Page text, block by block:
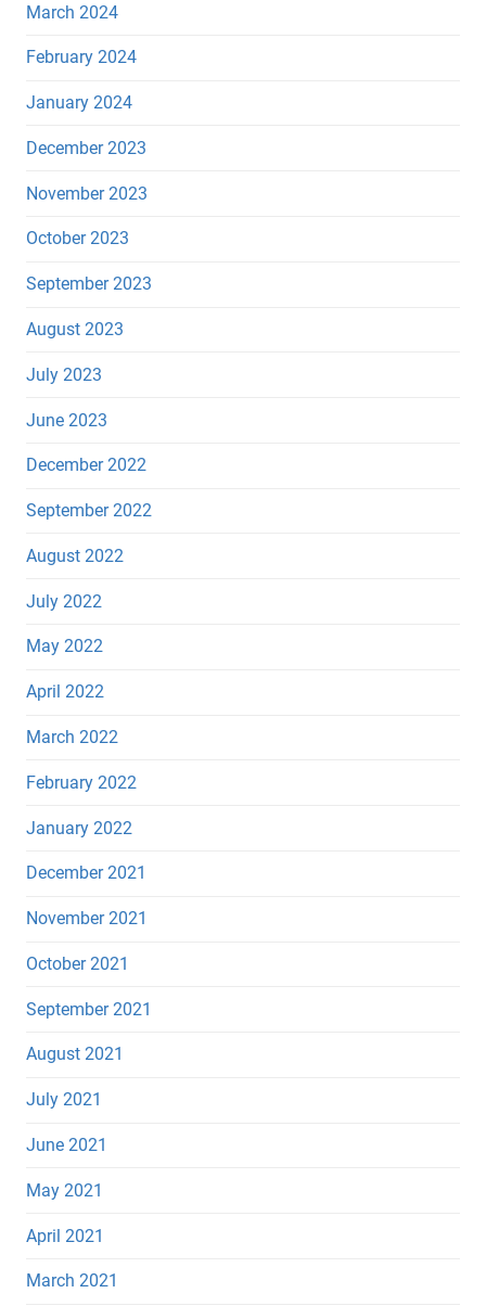
March 2024
February 2024
January 2024
December 2023
November 2023
October 2023
September 2023
August 2023
July 2023
June 2023
December 2022
September 2022
August 2022
July 2022
May 2022
April 2022
March 2022
February 2022
January 2022
December 2021
November 2021
October 2021
September 2021
August 2021
July 2021
June 2021
May 2021
April 2021
March 2021